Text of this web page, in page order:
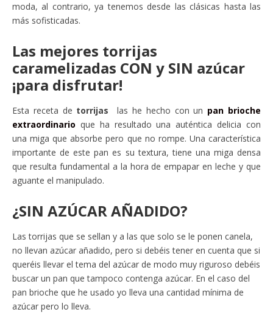
moda, al contrario, ya tenemos desde las clásicas hasta las
más sofisticadas.
Las mejores torrijas
caramelizadas CON y SIN azúcar
¡para disfrutar!
Esta receta de torrijas las he hecho con un pan brioche
extraordinario que ha resultado una auténtica delicia con
una miga que absorbe pero que no rompe. Una característica
importante de este pan es su textura, tiene una miga densa
que resulta fundamental a la hora de empapar en leche y que
aguante el manipulado.
¿SIN AZÚCAR AÑADIDO?
Las torrijas que se sellan y a las que solo se le ponen canela,
no llevan azúcar añadido, pero si debéis tener en cuenta que si
queréis llevar el tema del azúcar de modo muy riguroso debéis
buscar un pan que tampoco contenga azúcar. En el caso del
pan brioche que he usado yo lleva una cantidad mínima de
azúcar pero lo lleva.